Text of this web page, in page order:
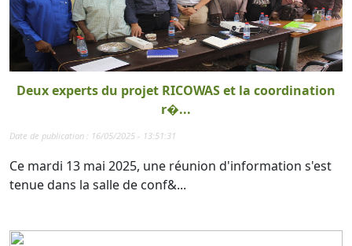
Deux experts du projet RICOWAS et la coordination
r�...
Date de publication : 16/05/2025 - 13:51:31
Ce mardi 13 mai 2025, une réunion d'information s'est
tenue dans la salle de conf&...